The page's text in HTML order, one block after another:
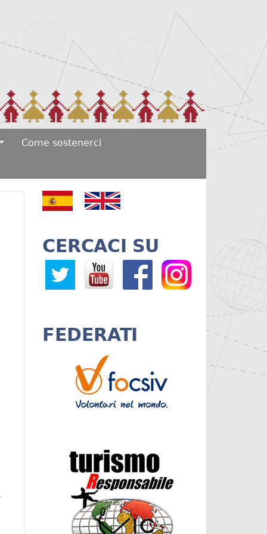
Come sostenerci
CERCACI SU
FEDERATI